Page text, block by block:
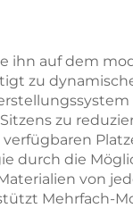
ihn auf dem
zu
zu
die
von
Mehrfach-